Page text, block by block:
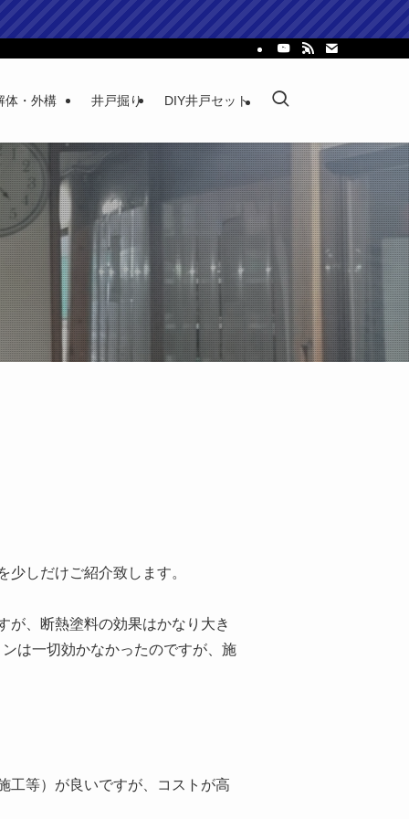
体・外構 井戸掘り DIY井戸セット
しだけご紹介致します。
が、断熱塗料の効果はかなり大き
は一切効かなかったのですが、施
工等）が良いですが、コストが高